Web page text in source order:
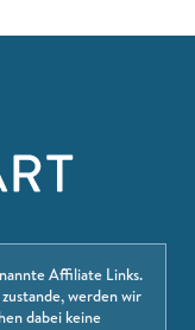
Affiliate Links.
werden wir
dabei keine